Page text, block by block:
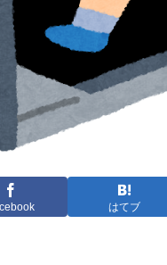
はてブ